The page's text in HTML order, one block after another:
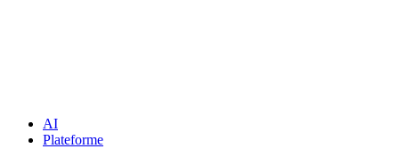
AI
Plateforme